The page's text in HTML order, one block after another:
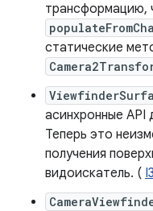
трансформацию,
статические
асинхронные API
Теперь это
получения
видоискатель. (